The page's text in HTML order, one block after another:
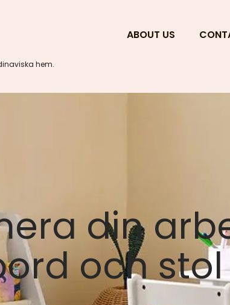
hem.
ABOUT US
din
och stol